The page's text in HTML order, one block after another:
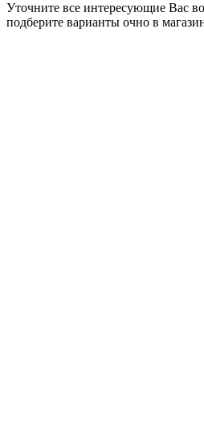
Уточните все интересующие Вас
подберите варианты очно в